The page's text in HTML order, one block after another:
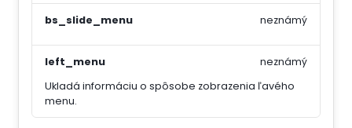
bs_slide_menu neznámý
left_menu
Ukladá informáciu o spôsobe zobrazenia ľavého
menu.
neznámý